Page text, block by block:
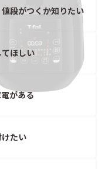
段がつくか知りたい
ほしい
がある
たい